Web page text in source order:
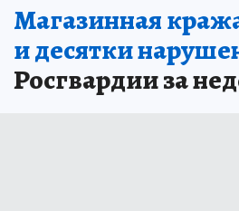
Магазинная
и десятки
Росгвардии за